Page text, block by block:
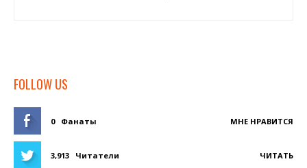
FOLLOW US
0 Фанаты МНЕ НРАВИТСЯ
3,913 Читатели ЧИТАТЬ